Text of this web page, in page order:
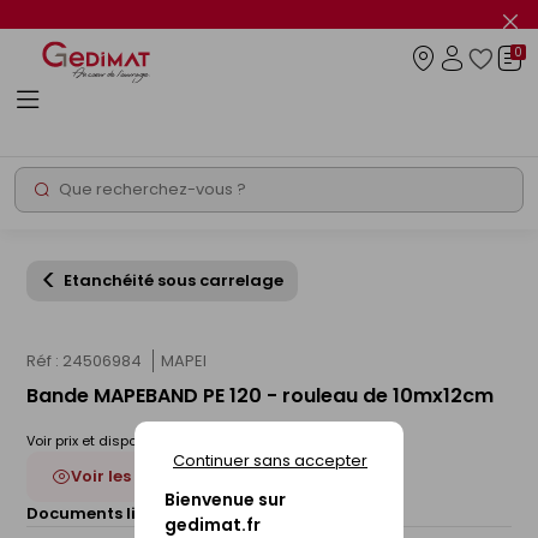
Bienvenue sur
gedimat.fr
Continuer sans accepter
le
info
Rechercher
0
Etanchéité sous carrelage
Réf : 24506984 MAPEI
Bande MAPEBAND PE 120 - rouleau de 10mx12cm
Voir prix et disponibilité en magasin
Voir les 2 déclinaisons
Documents liés :
Fiche technique